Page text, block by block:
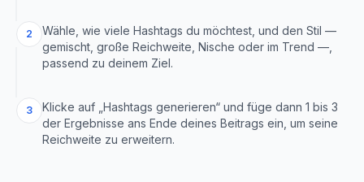
2
Wähle, wie viele Hashtags du möchtest, und den Stil —
gemischt, große Reichweite, Nische oder im Trend —,
passend zu deinem Ziel.
3
Klicke auf „Hashtags generieren“ und füge dann 1 bis 3
der Ergebnisse ans Ende deines Beitrags ein, um seine
Reichweite zu erweitern.